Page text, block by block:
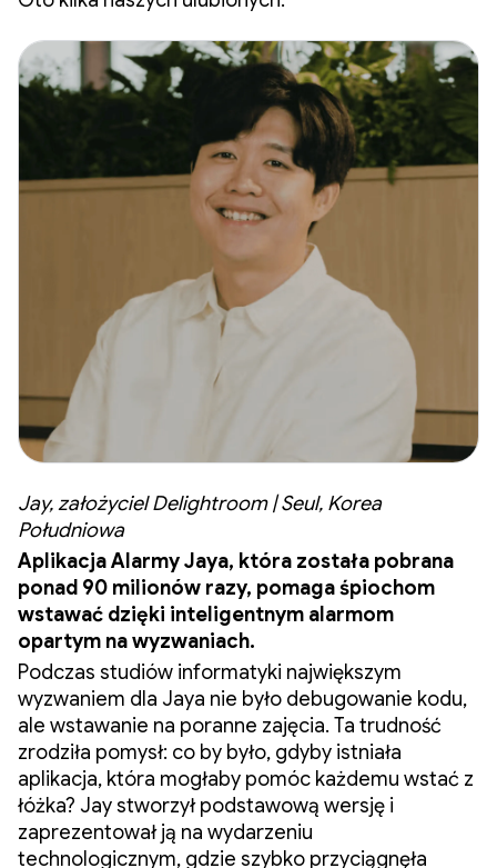
Jay, założyciel Delightroom | Seul, Korea
Południowa
Aplikacja Alarmy Jaya, która została pobrana
ponad 90 milionów razy, pomaga śpiochom
wstawać dzięki inteligentnym alarmom
opartym na wyzwaniach.
Podczas studiów informatyki największym
wyzwaniem dla Jaya nie było debugowanie kodu,
ale wstawanie na poranne zajęcia. Ta trudność
zrodziła pomysł: co by było, gdyby istniała
aplikacja, która mogłaby pomóc każdemu wstać z
łóżka? Jay stworzył podstawową wersję i
zaprezentował ją na wydarzeniu
technologicznym, gdzie szybko przyciągnęła